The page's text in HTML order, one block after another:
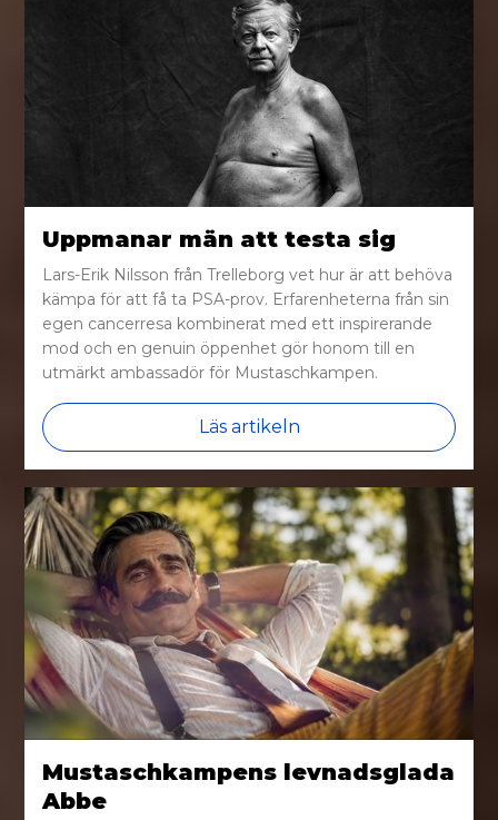
Uppmanar män att testa sig
Lars-Erik Nilsson från Trelleborg vet hur är att behöva
kämpa för att få ta PSA-prov. Erfarenheterna från sin
egen cancerresa kombinerat med ett inspirerande
mod och en genuin öppenhet gör honom till en
utmärkt ambassadör för Mustaschkampen.
Läs artikeln
Mustaschkampens levnadsglada
Abbe